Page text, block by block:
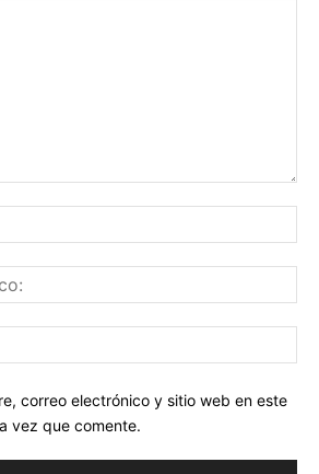
correo electrónico y sitio web en este
vez que comente.